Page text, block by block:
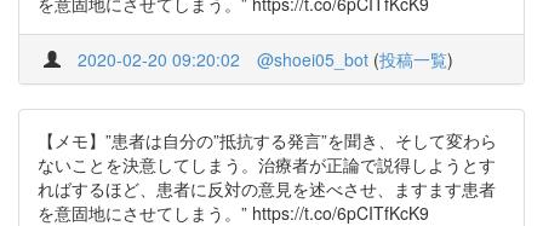
2020-02-20 09:20:02 @shoei05_bot (投稿一覧)
【メモ】”患者は自分の”抵抗する発言”を聞き、そして変わら
ないことを決意してしまう。治療者が正論で説得しようとす
ればするほど、患者に反対の意見を述べさせ、ますます患者
を意固地にさせてしまう。” https://t.co/6pCITfKcK9